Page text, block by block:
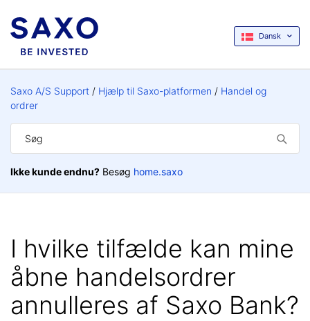
Dansk
Saxo A/S Support Hjælp til Saxo-platformen
Handel og
ordrer
Ikke kunde endnu? Besøg home.saxo
I hvilke tilfælde kan mine
åbne handelsordrer
annulleres af Saxo Bank?